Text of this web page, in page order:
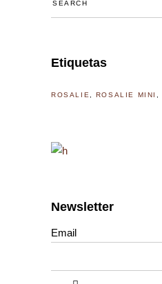
for:
Etiquetas
ROSALIE ROSALIE MINI
Newsletter
Email